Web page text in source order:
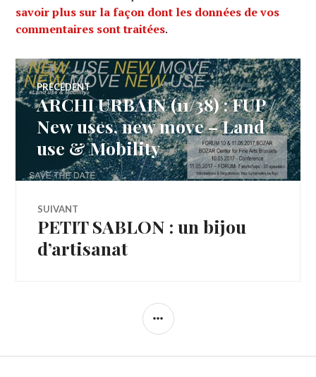
savoir plus sur la façon dont les données de vos
commentaires sont traitées.
Navigation
de
l’article
PRÉCÉDENT
Article
précédent :
ARCHI URBAIN (11/38) : FUP /
New uses, new move – Land
use & Mobility
SUIVANT
Article
Suivant:
PETIT SABLON : un bijou
d’artisanat
COLONNE